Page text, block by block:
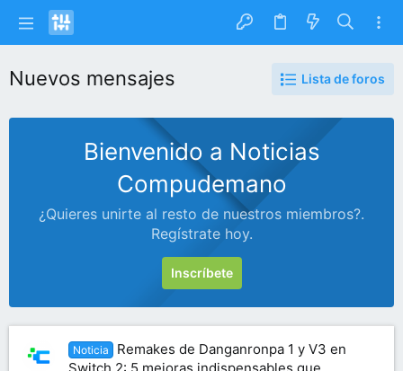
Nuevos mensajes Lista de foros
Bienvenido a Noticias
Compudemano
¿Quieres unirte al resto de nuestros miembros?.
Regístrate hoy.
Inscríbete
Noticia
Remakes de Danganronpa 1 y V3 en